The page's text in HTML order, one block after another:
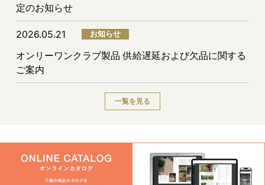
定のお知らせ
2026.05.21 お知らせ
オンリーワンクラブ製品 供給遅延および欠品に関する
ご案内
一覧を見る